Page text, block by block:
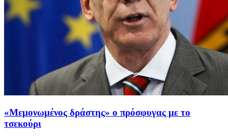
«Μεμονωμένος δράστης» ο πρόσφυγας με το
τσεκούρι